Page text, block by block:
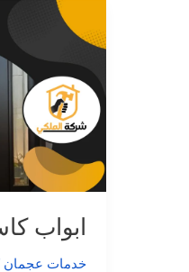
ابواب
خدمات عجمان